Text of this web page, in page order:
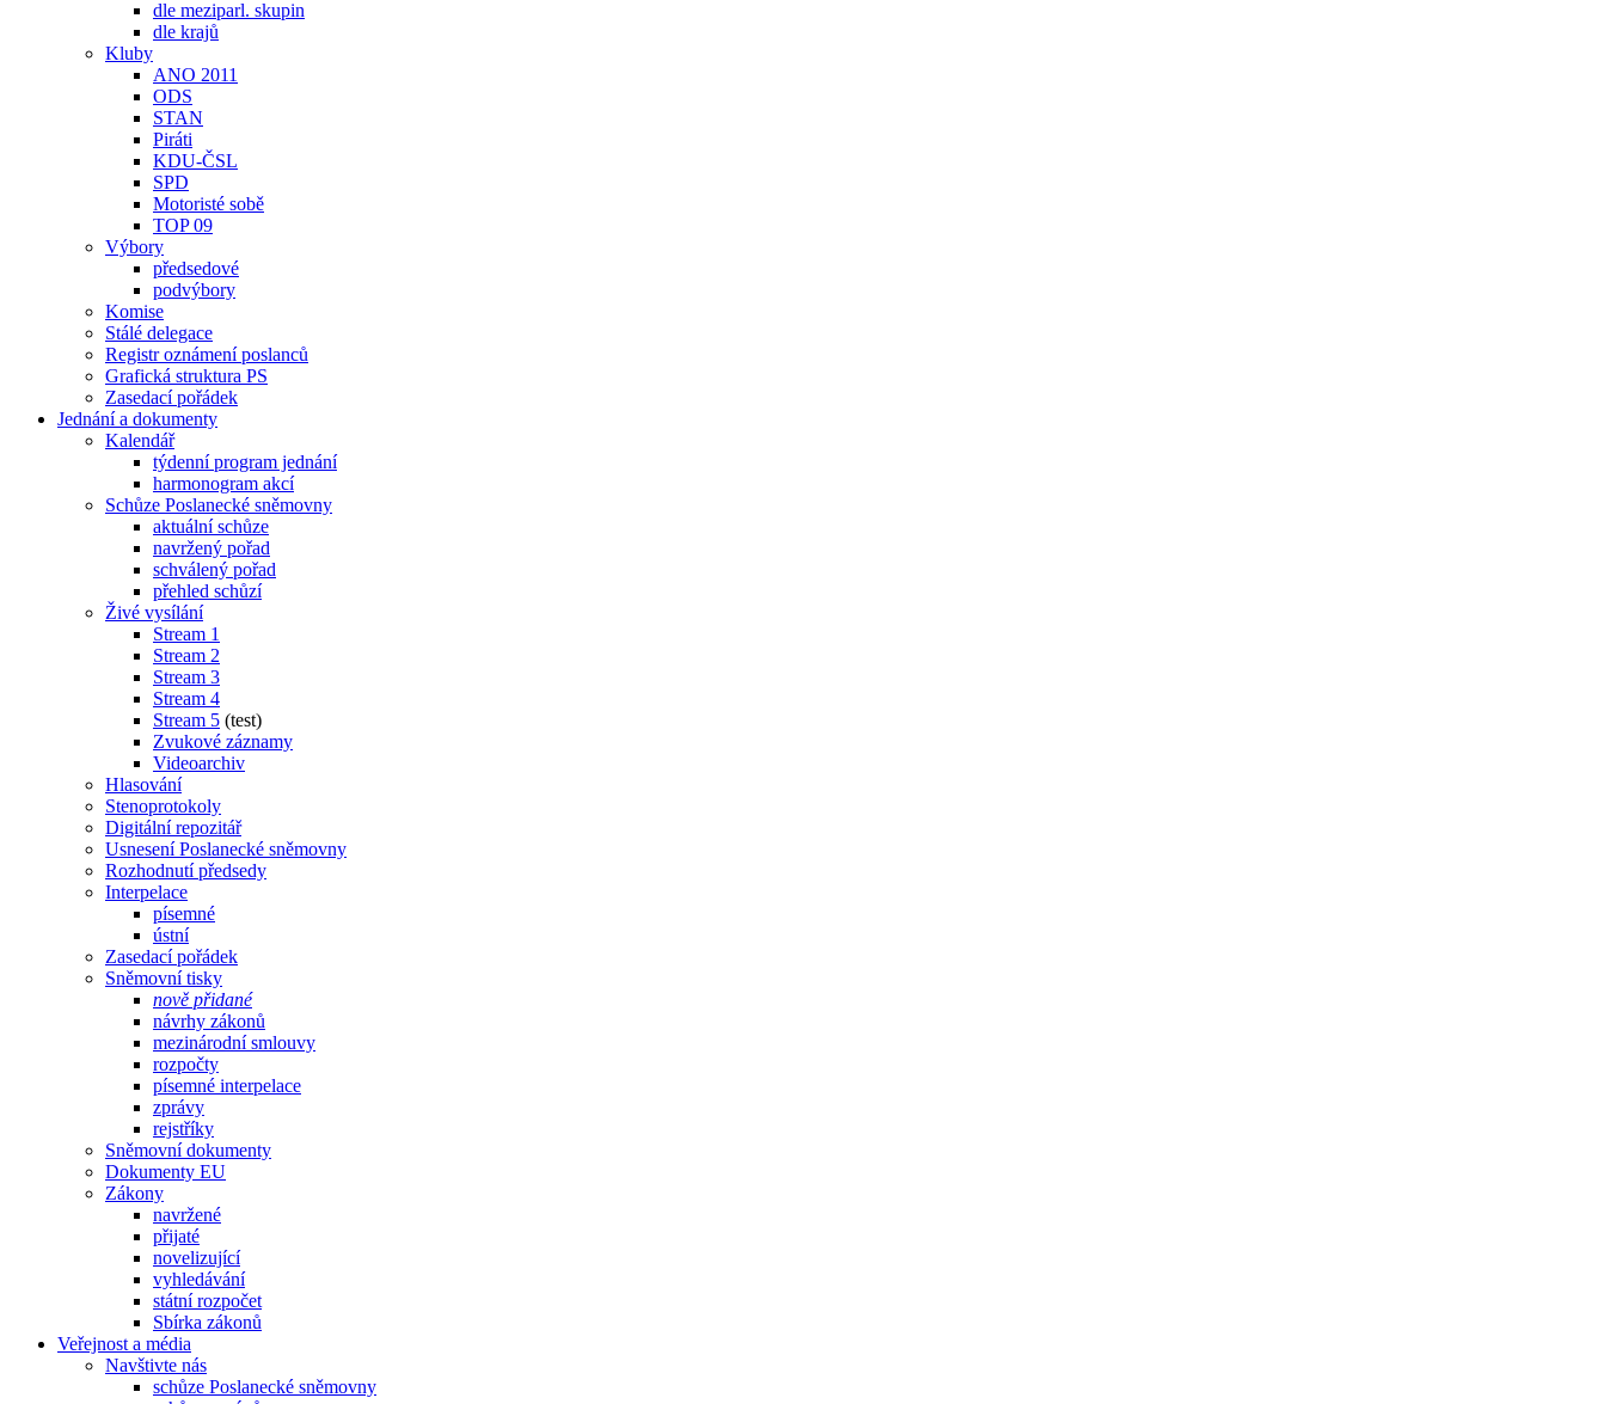
dle meziparl. skupin
dle krajů
Kluby
ANO 2011
ODS
STAN
Piráti
KDU-ČSL
SPD
Motoristé sobě
TOP 09
Výbory
předsedové
podvýbory
Komise
Stálé delegace
Registr oznámení poslanců
Grafická struktura PS
Zasedací pořádek
Jednání a dokumenty
Kalendář
týdenní program jednání
harmonogram akcí
Schůze Poslanecké sněmovny
aktuální schůze
navržený pořad
schválený pořad
přehled schůzí
Živé vysílání
Stream 1
Stream 2
Stream 3
Stream 4
Stream 5 (test)
Zvukové záznamy
Videoarchiv
Hlasování
Stenoprotokoly
Digitální repozitář
Usnesení Poslanecké sněmovny
Rozhodnutí předsedy
Interpelace
písemné
ústní
Zasedací pořádek
Sněmovní tisky
nově přidané
návrhy zákonů
mezinárodní smlouvy
rozpočty
písemné interpelace
zprávy
rejstříky
Sněmovní dokumenty
Dokumenty EU
Zákony
navržené
přijaté
novelizující
vyhledávání
státní rozpočet
Sbírka zákonů
Veřejnost a média
Navštivte nás
schůze Poslanecké sněmovny